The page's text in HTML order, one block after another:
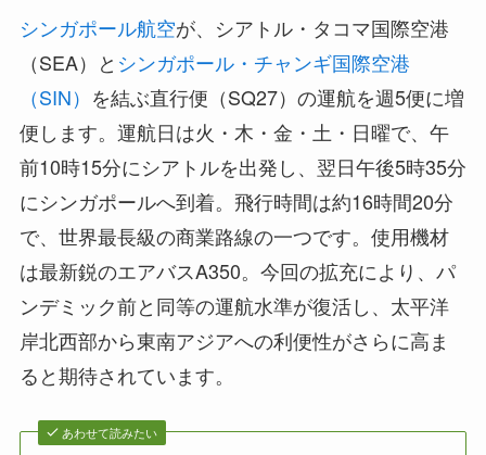
シンガポール航空が、シアトル・タコマ国際空港
（SEA）と シンガポール・チャンギ国際空港
（SIN） を結ぶ直行便（SQ27）の運航を週5便に増
便します。運航日は火・木・金・土・日曜で、午
前10時15分にシアトルを出発し、翌日午後5時35分
にシンガポールへ到着。飛行時間は約16時間20分
で、世界最長級の商業路線の一つです。使用機材
は最新鋭のエアバスA350。今回の拡充により、パ
ンデミック前と同等の運航水準が復活し、太平洋
岸北西部から東南アジアへの利便性がさらに高ま
ると期待されています。
あわせて読みたい